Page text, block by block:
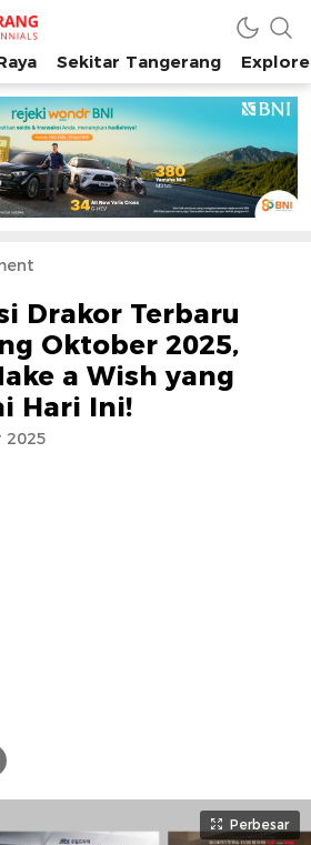
Tangerang Raya
Sekitar Tangerang
Drakor Terbaru
Oktober 2025,
a Wish yang
Hari Ini!
2025
Perbesar